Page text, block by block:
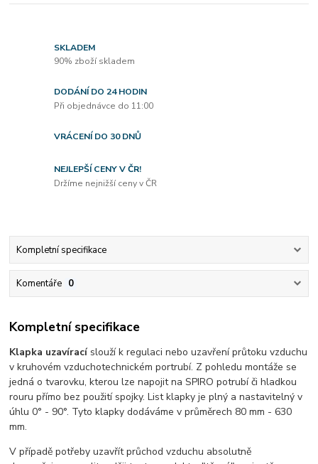
SKLADEM
90% zboží skladem
DODÁNÍ DO 24 HODIN
Při objednávce do 11:00
VRÁCENÍ DO 30 DNŮ
NEJLEPŠÍ CENY V ČR!
Držíme nejnižší ceny v ČR
Kompletní specifikace
Komentáře 0
Kompletní specifikace
Klapka uzavíracíslouží k regulaci nebo uzavření průtoku vzduchu
v kruhovém vzduchotechnickém portrubí. Z pohledu montáže se
jedná o tvarovku, kterou lze napojit na SPIRO potrubí či hladkou
rouru přímo bez použití spojky. List klapky je plný a nastavitelný v
úhlu 0° - 90°. Tyto klapky dodáváme v průměrech 80 mm - 630
mm.
V případě potřeby uzavřít průchod vzduchu absolutně